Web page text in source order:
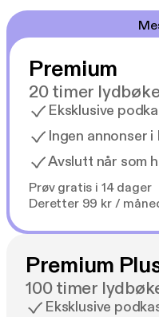
Premium
20 timer
Eksklusive
Ingen annonser
Avslutt når som
Prøv gratis i 14 dager
Deretter 99 kr /
Premium
100 timer
Eksklusive